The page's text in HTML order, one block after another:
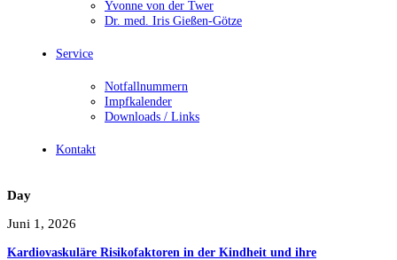
Yvonne von der Twer
Dr. med. Iris Gießen-Götze
Service
Notfallnummern
Impfkalender
Downloads / Links
Kontakt
Day
Juni 1, 2026
Kardiovaskuläre Risikofaktoren in der Kindheit und ihre